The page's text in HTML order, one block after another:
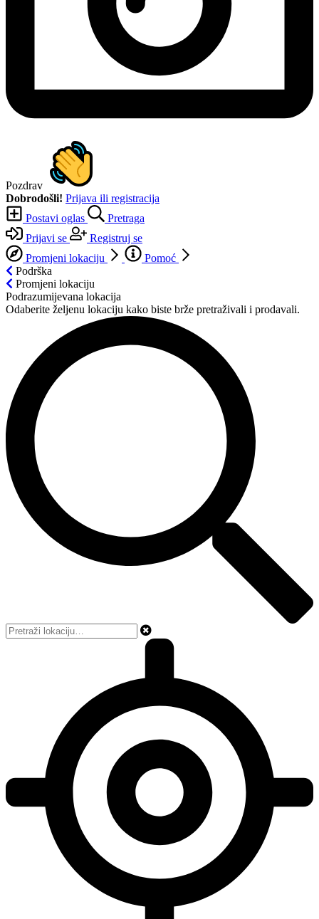
Pozdrav
Dobrodošli! Prijava ili registracija
Postavi oglas
Pretraga
Prijavi se
Registruj se
Promjeni lokaciju
Pomoć
Podrška
Promjeni lokaciju
Podrazumijevana lokacija
Odaberite željenu lokaciju kako biste brže pretraživali i prodavali.